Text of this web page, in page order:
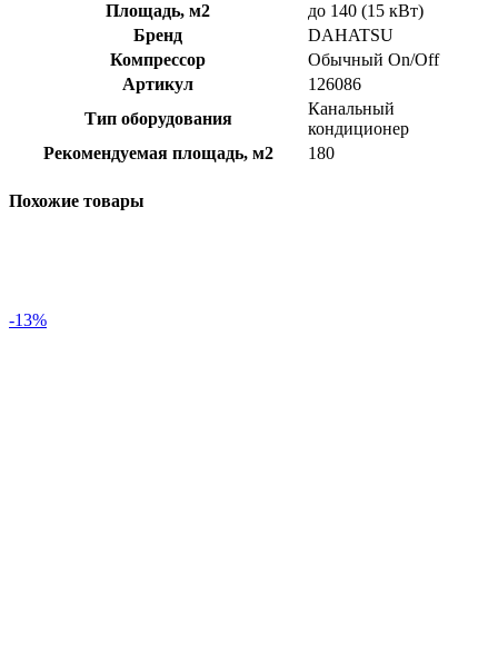
Площадь, м2
до 140 (15 кВт)
Бренд
DAHATSU
Компрессор
Обычный On/Off
Артикул
126086
Тип оборудования
Канальный
кондиционер
Рекомендуемая площадь, м2
180
Похожие товары
-13%